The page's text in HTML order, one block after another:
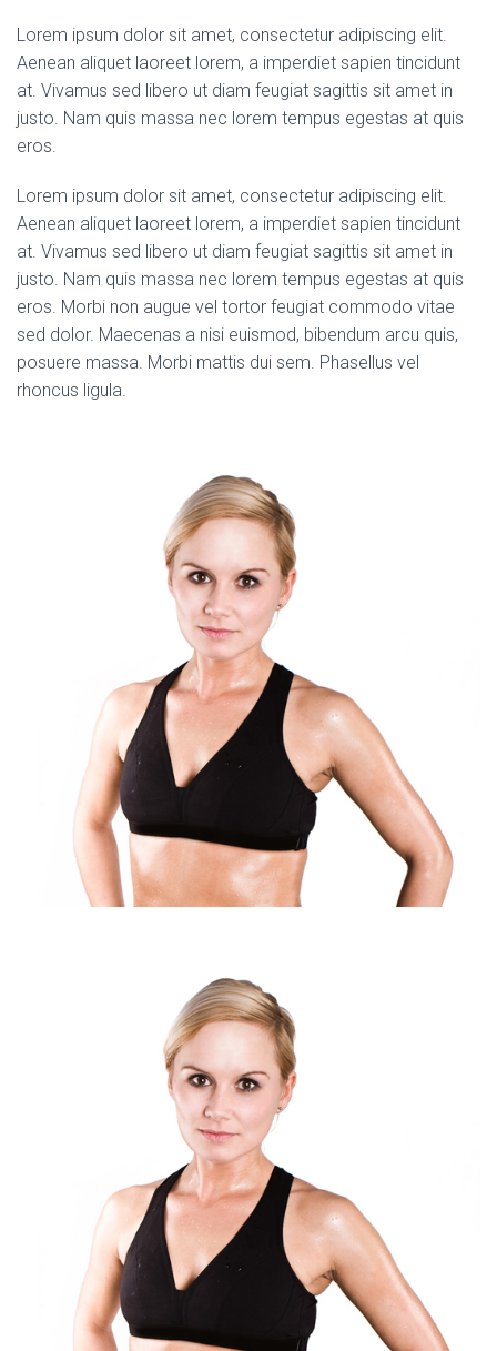
Lorem ipsum dolor sit amet, consectetur adipiscing elit.
Aenean aliquet laoreet lorem, a imperdiet sapien tincidunt
at. Vivamus sed libero ut diam feugiat sagittis sit amet in
justo. Nam quis massa nec lorem tempus egestas at quis
eros.
Lorem ipsum dolor sit amet, consectetur adipiscing elit.
Aenean aliquet laoreet lorem, a imperdiet sapien tincidunt
at. Vivamus sed libero ut diam feugiat sagittis sit amet in
justo. Nam quis massa nec lorem tempus egestas at quis
eros. Morbi non augue vel tortor feugiat commodo vitae
sed dolor. Maecenas a nisi euismod, bibendum arcu quis,
posuere massa. Morbi mattis dui sem. Phasellus vel
rhoncus ligula.